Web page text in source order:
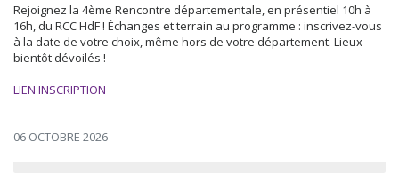
Rejoignez la 4ème Rencontre départementale, en présentiel 10h à
16h, du RCC HdF ! Échanges et terrain au programme : inscrivez-vous
à la date de votre choix, même hors de votre département. Lieux
bientôt dévoilés !
LIEN INSCRIPTION
06 OCTOBRE 2026